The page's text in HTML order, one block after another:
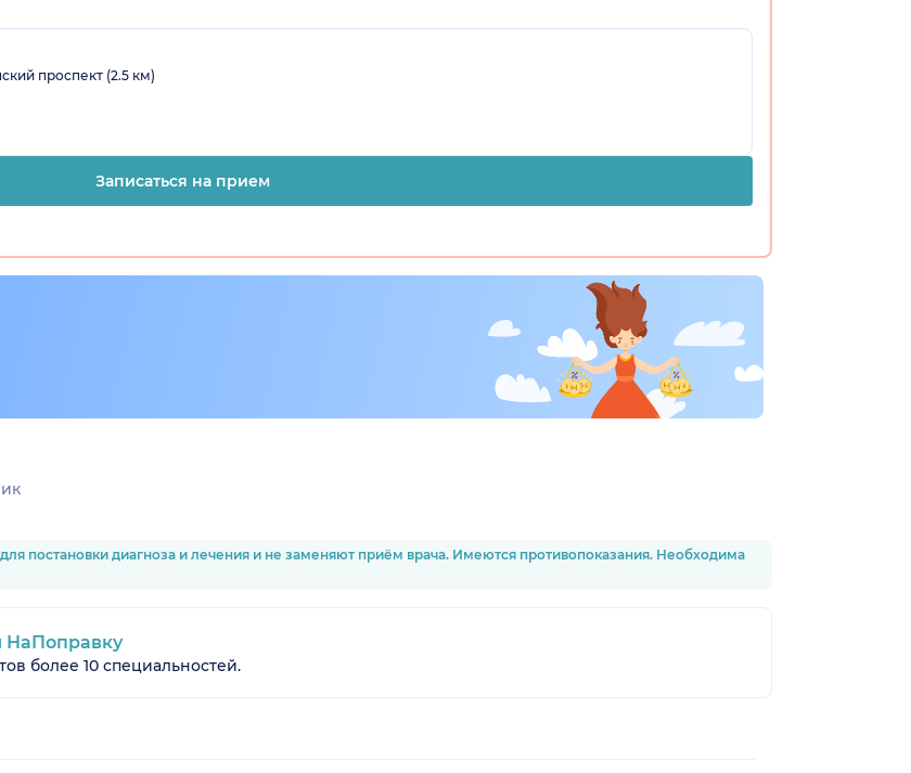
проспект (2.5 км)
Записаться на прием
постановки диагноза и лечения и не заменяют приём врача. Имеются противопоказания. Необходима
НаПоправку
более 10 специальностей.